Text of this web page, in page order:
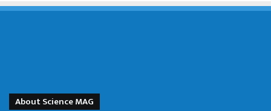
About Science MAG